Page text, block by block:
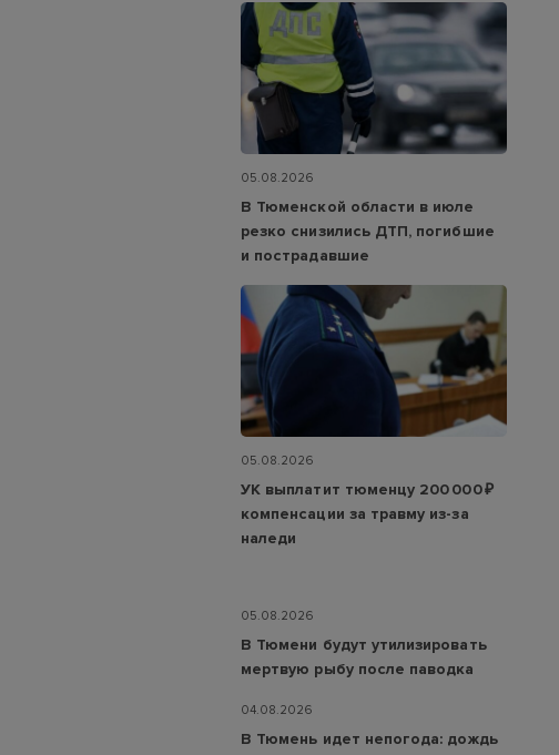
05.08.2026
В Тюменской области в июле
резко снизились ДТП, погибшие
и пострадавшие
05.08.2026
УК выплатит тюменцу 200 000 ₽
компенсации за травму из-за
наледи
05.08.2026
В Тюмени будут утилизировать
мертвую рыбу после паводка
04.08.2026
В Тюмень идет непогода: дождь